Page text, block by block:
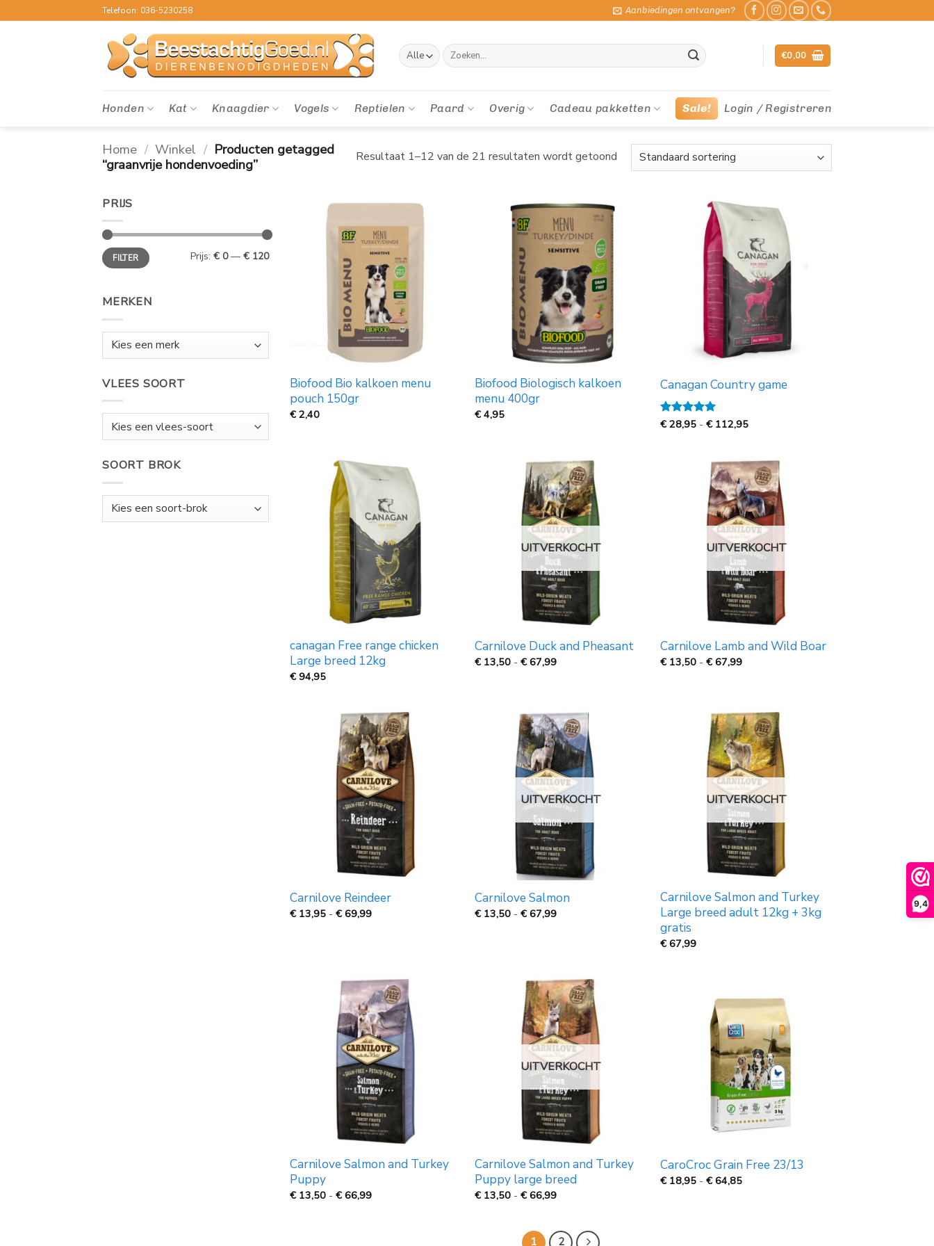
9,4
naar
Telefoon: 036-5230258 Aanbiedingen ontvangen?
Zoeken
naar:
€0,00
Honden Kat Knaagdier Vogels Reptielen Paard Overig Cadeau pakketten Sale! Login / Registreren
Home / Winkel / Producten getagged
“graanvrije hondenvoeding”
Resultaat 1–12 van de 21 resultaten wordt getoond
PRIJS
Min.
prijs
Max.
prijsFILTER Prijs: € 0— € 120
MERKEN
VLEES SOORT
SOORT BROK
Biofood Bio kalkoen menu
pouch 150gr
€ 2,40
Biofood Biologisch kalkoen
menu 400gr
€4,95
Canagan Country game
Gewaardeerd
€28,95 - € 112,95Prijsklasse:
€
112,95
canagan Free range chicken
Large breed 12kg
€ 94,95
UITVERKOCHT
Carnilove Duck and Pheasant
€ 13,50 - €67,99Prijsklasse:
67,99
UITVERKOCHT
Carnilove Lamb and Wild Boar
€ 13,50 - €67,99Prijsklasse:
67,99
Carnilove Reindeer
€ 13,95 - € 69,99Prijsklasse:
UITVERKOCHT
Carnilove Salmon
€ 13,50 - €67,99Prijsklasse:
UITVERKOCHT
Carnilove Salmon and Turkey
Large breed adult 12kg + 3kg
gratis
€67,99
Carnilove Salmon and Turkey
Puppy
€ 13,50 - € 66,99Prijsklasse:
UITVERKOCHT
Carnilove Salmon and Turkey
Puppy large breed
€ 13,50 - €66,99Prijsklasse:
€
66,99
CaroCroc Grain Free 23/13
€ 18,95 - €64,85Prijsklasse:
1
2